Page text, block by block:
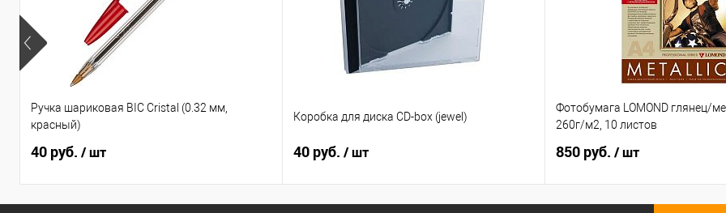
Ручка шариковая BIC Cristal (0.32 мм,
красный)
40 руб. / шт
Коробка для диска CD-box (jewel)
40 руб. / шт
Фотобумага LOMOND глянец/
260г/м2, 10 листов
850 руб. / шт